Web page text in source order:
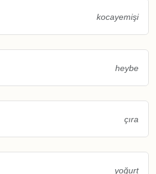
kocayemişi
heybe
çıra
yoğurt